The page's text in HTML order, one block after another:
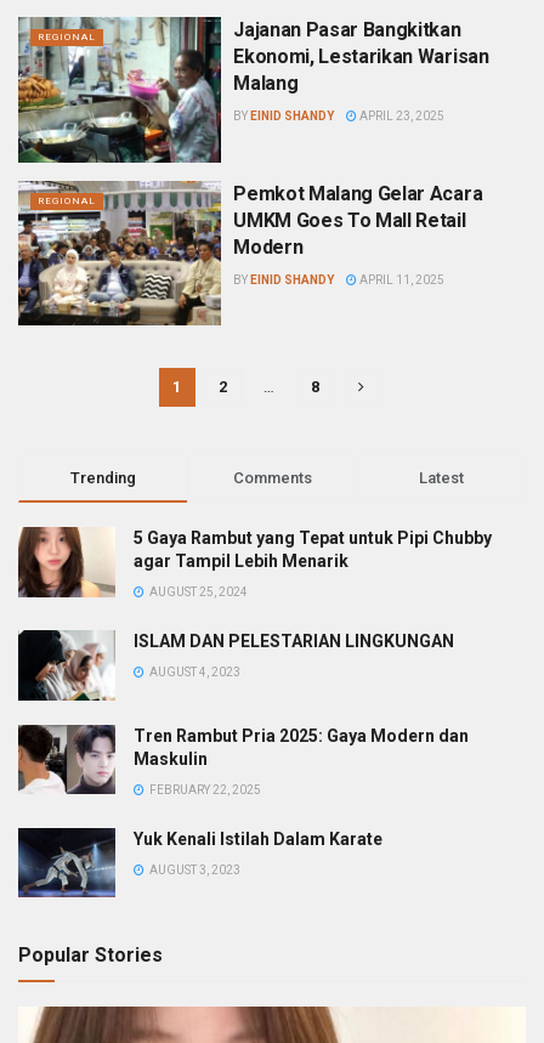
REGIONAL
Jajanan Pasar Bangkitkan
Ekonomi, Lestarikan Warisan
Malang
BY EINID SHANDY APRIL 23, 2025
REGIONAL
Pemkot Malang Gelar Acara
UMKM Goes To Mall Retail
Modern
BY EINID SHANDY APRIL 11, 2025
1 2 … 8
Trending Comments Latest
5 Gaya Rambut yang Tepat untuk Pipi Chubby
agar Tampil Lebih Menarik
AUGUST 25, 2024
ISLAM DAN PELESTARIAN LINGKUNGAN
AUGUST 4, 2023
Tren Rambut Pria 2025: Gaya Modern dan
Maskulin
FEBRUARY 22, 2025
Yuk Kenali Istilah Dalam Karate
AUGUST 3, 2023
Popular Stories